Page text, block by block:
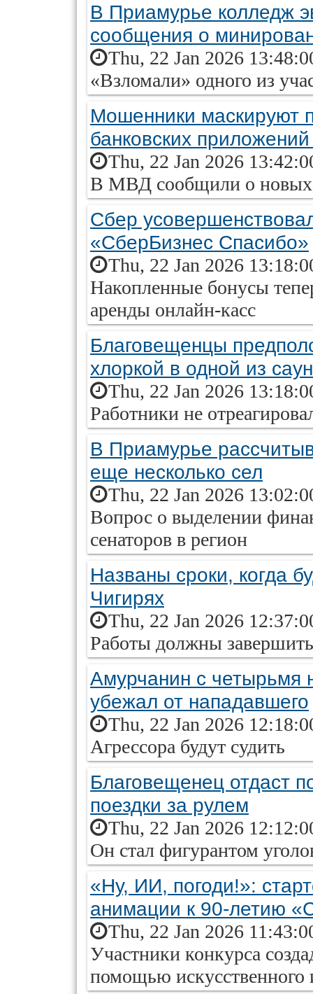
В Приамурье колледж
сообщения о
Thu, 22 Jan 2026
«Взломали» одного из
Мошенники маскируют
банковских
Thu, 22 Jan 2026
В МВД сообщили о новых
Сбер
«СберБизнес Спасибо»
Thu, 22 Jan 2026
Накопленные бонусы
аренды онлайн-касс
Благовещенцы
хлоркой в одной из
Thu, 22 Jan 2026
Работники не
В Приамурье
еще несколько сел
Thu, 22 Jan 2026
Вопрос о выделении
сенаторов в регион
Названы сроки, когда
Чигирях
Thu, 22 Jan 2026
Работы должны
Амурчанин с
убежал от нападавшего
Thu, 22 Jan 2026
Агрессора будут судить
Благовещенец отдаст
поездки за рулем
Thu, 22 Jan 2026
Он стал фигурантом
«Ну, ИИ, погоди!»:
анимации к 90-летию
Thu, 22 Jan 2026
Участники конкурса
помощью искусственного